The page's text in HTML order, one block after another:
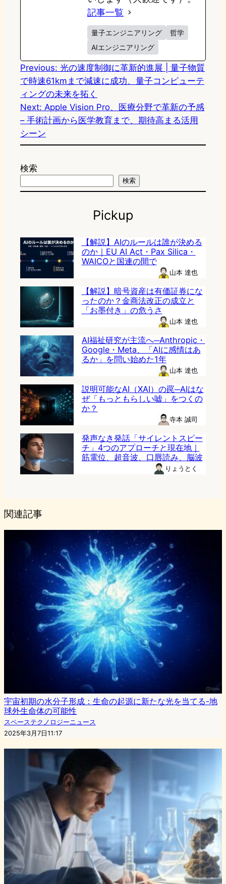
記事一覧
量子エンジニアリング
哲学
AIエンジニアリング
Previous: 光の速度制御に革新的進展 | 量子物質
で時速61kmまで減速に成功、量子コンピューテ
ィングの未来を拓く
Next: Apple Vision Pro、医療分野で革新の予感
– 手術計画から医学教育まで、期待高まる活用
シーン
検索
検索
Pickup
【解説】AIのルールは誰が決める
のか｜EU AI Act・Pax Silica・
WAICOと国連の間で
山本 達也
【解説】暗号資産は有価証券にな
ったのか？金商法改正の成立と
「お墨付き」の危うさ
山本 達也
AI福祉研究が主流へ─Anthropic・
Google・Meta、「AIに感情はあ
るか」を問い始めた1年
山本 達也
説明可能なAI（XAI）の罠─AIはな
ぜ「もっともらしい嘘」をつくの
か？
寺本 誠司
発声なき発話「サイレントスピー
チ」4つのアプローチと現在地｜
筋電位、超音波、口唇読み、脳波
りょうとく
関連記事
宇宙初期の水分子形成：生命の起源に新たな光を当てる-地
球外生命体の可能性
スペーステクノロジーニュース
2025年3月7日11:17